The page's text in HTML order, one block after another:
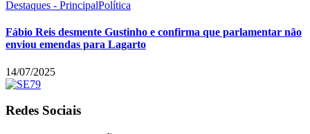
Destaques - PrincipalPolítica
Fábio Reis desmente Gustinho e confirma que parlamentar não
enviou emendas para Lagarto
14/07/2025
Redes Sociais